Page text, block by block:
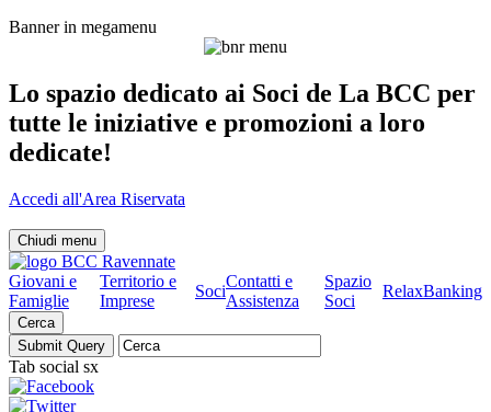
Banner in megamenu
Lo spazio dedicato ai Soci de La BCC per
tutte le iniziative e promozioni a loro
dedicate!
Accedi all'Area Riservata
Chiudi menu
Giovani e
Famiglie
Territorio e
Imprese
Soci
Contatti e
Assistenza
Spazio
Soci
RelaxBanking
Cerca
Tab social sx